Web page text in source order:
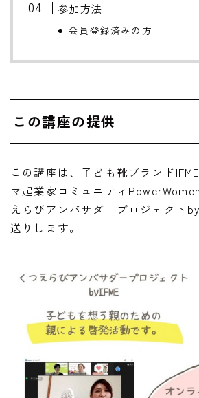
参加方法
会員登録済みの方
この講座の提供
この講座は、子ども靴ブランド
マ起業家コミュニティ
えらびアンバサダープロジェクト
送りします。